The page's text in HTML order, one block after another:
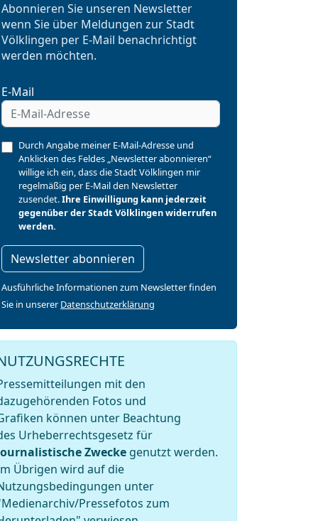
Abonnieren Sie unseren Newsletter
wenn Sie über Meldungen zur Stadt
Völklingen per E-Mail benachrichtigt
werden möchten.
E-Mail
Durch Angabe meiner E-Mail-Adresse und
Anklicken des Feldes „Newsletter abonnieren“
willige ich ein, dass die Stadt Völklingen mir
regelmäßig per E-Mail den Newsletter
zusendet.Ihre Einwilligung kann jederzeit
gegenüber der Stadt Völklingen widerrufen
werden.
Newsletter abonnieren
Ausführliche Informationen zum Newsletter finden
Sie in unserer Datenschutzerklärung
mit den
Fotos und
können unter Beachtung
Urheberrechtsgesetz für
Zwecke genutzt werden.
Übrigen wird auf die
unter
Pressefotos zum